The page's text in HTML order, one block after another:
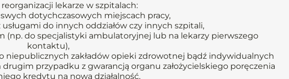
lekarze w szpitalach:
swych dotychczasowych miejscach pracy,
usługami do innych oddziałów czy innych szpitali,
(np. do specjalistyki ambulatoryjnej lub na lekarzy pierwszego
kontaktu),
niepublicznych zakładów opieki zdrowotnej bądź indywidualnych
przypadku z gwarancją organu założycielskiego poręczenia
kredytu na nową działalność,